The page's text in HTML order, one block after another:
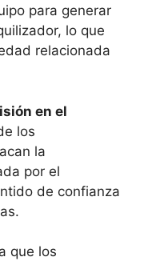
para generar
lo que
relacionada
en el
los
la
por el
de confianza
que los